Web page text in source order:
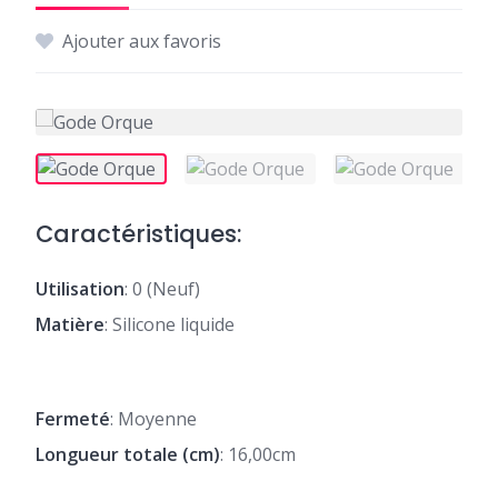
Ajouter aux favoris
Caractéristiques:
Utilisation: 0 (Neuf)
Matière: Silicone liquide
Fermeté: Moyenne
Longueur totale (cm): 16,00cm